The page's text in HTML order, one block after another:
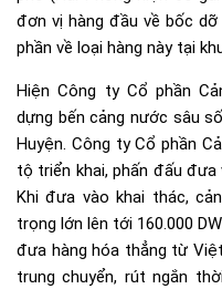
đơn vị hàng đầu về bốc
phần về loại hàng này tại
Hiện Công ty Cổ phần
dựng bến cảng nước sâu
Huyện. Công ty Cổ phần
tộ triển khai, phấn đấu đưa
Khi đưa vào khai thác,
trọng lớn lên tới 160.000
đưa hàng hóa thẳng từ
trung chuyển, rút ngắn